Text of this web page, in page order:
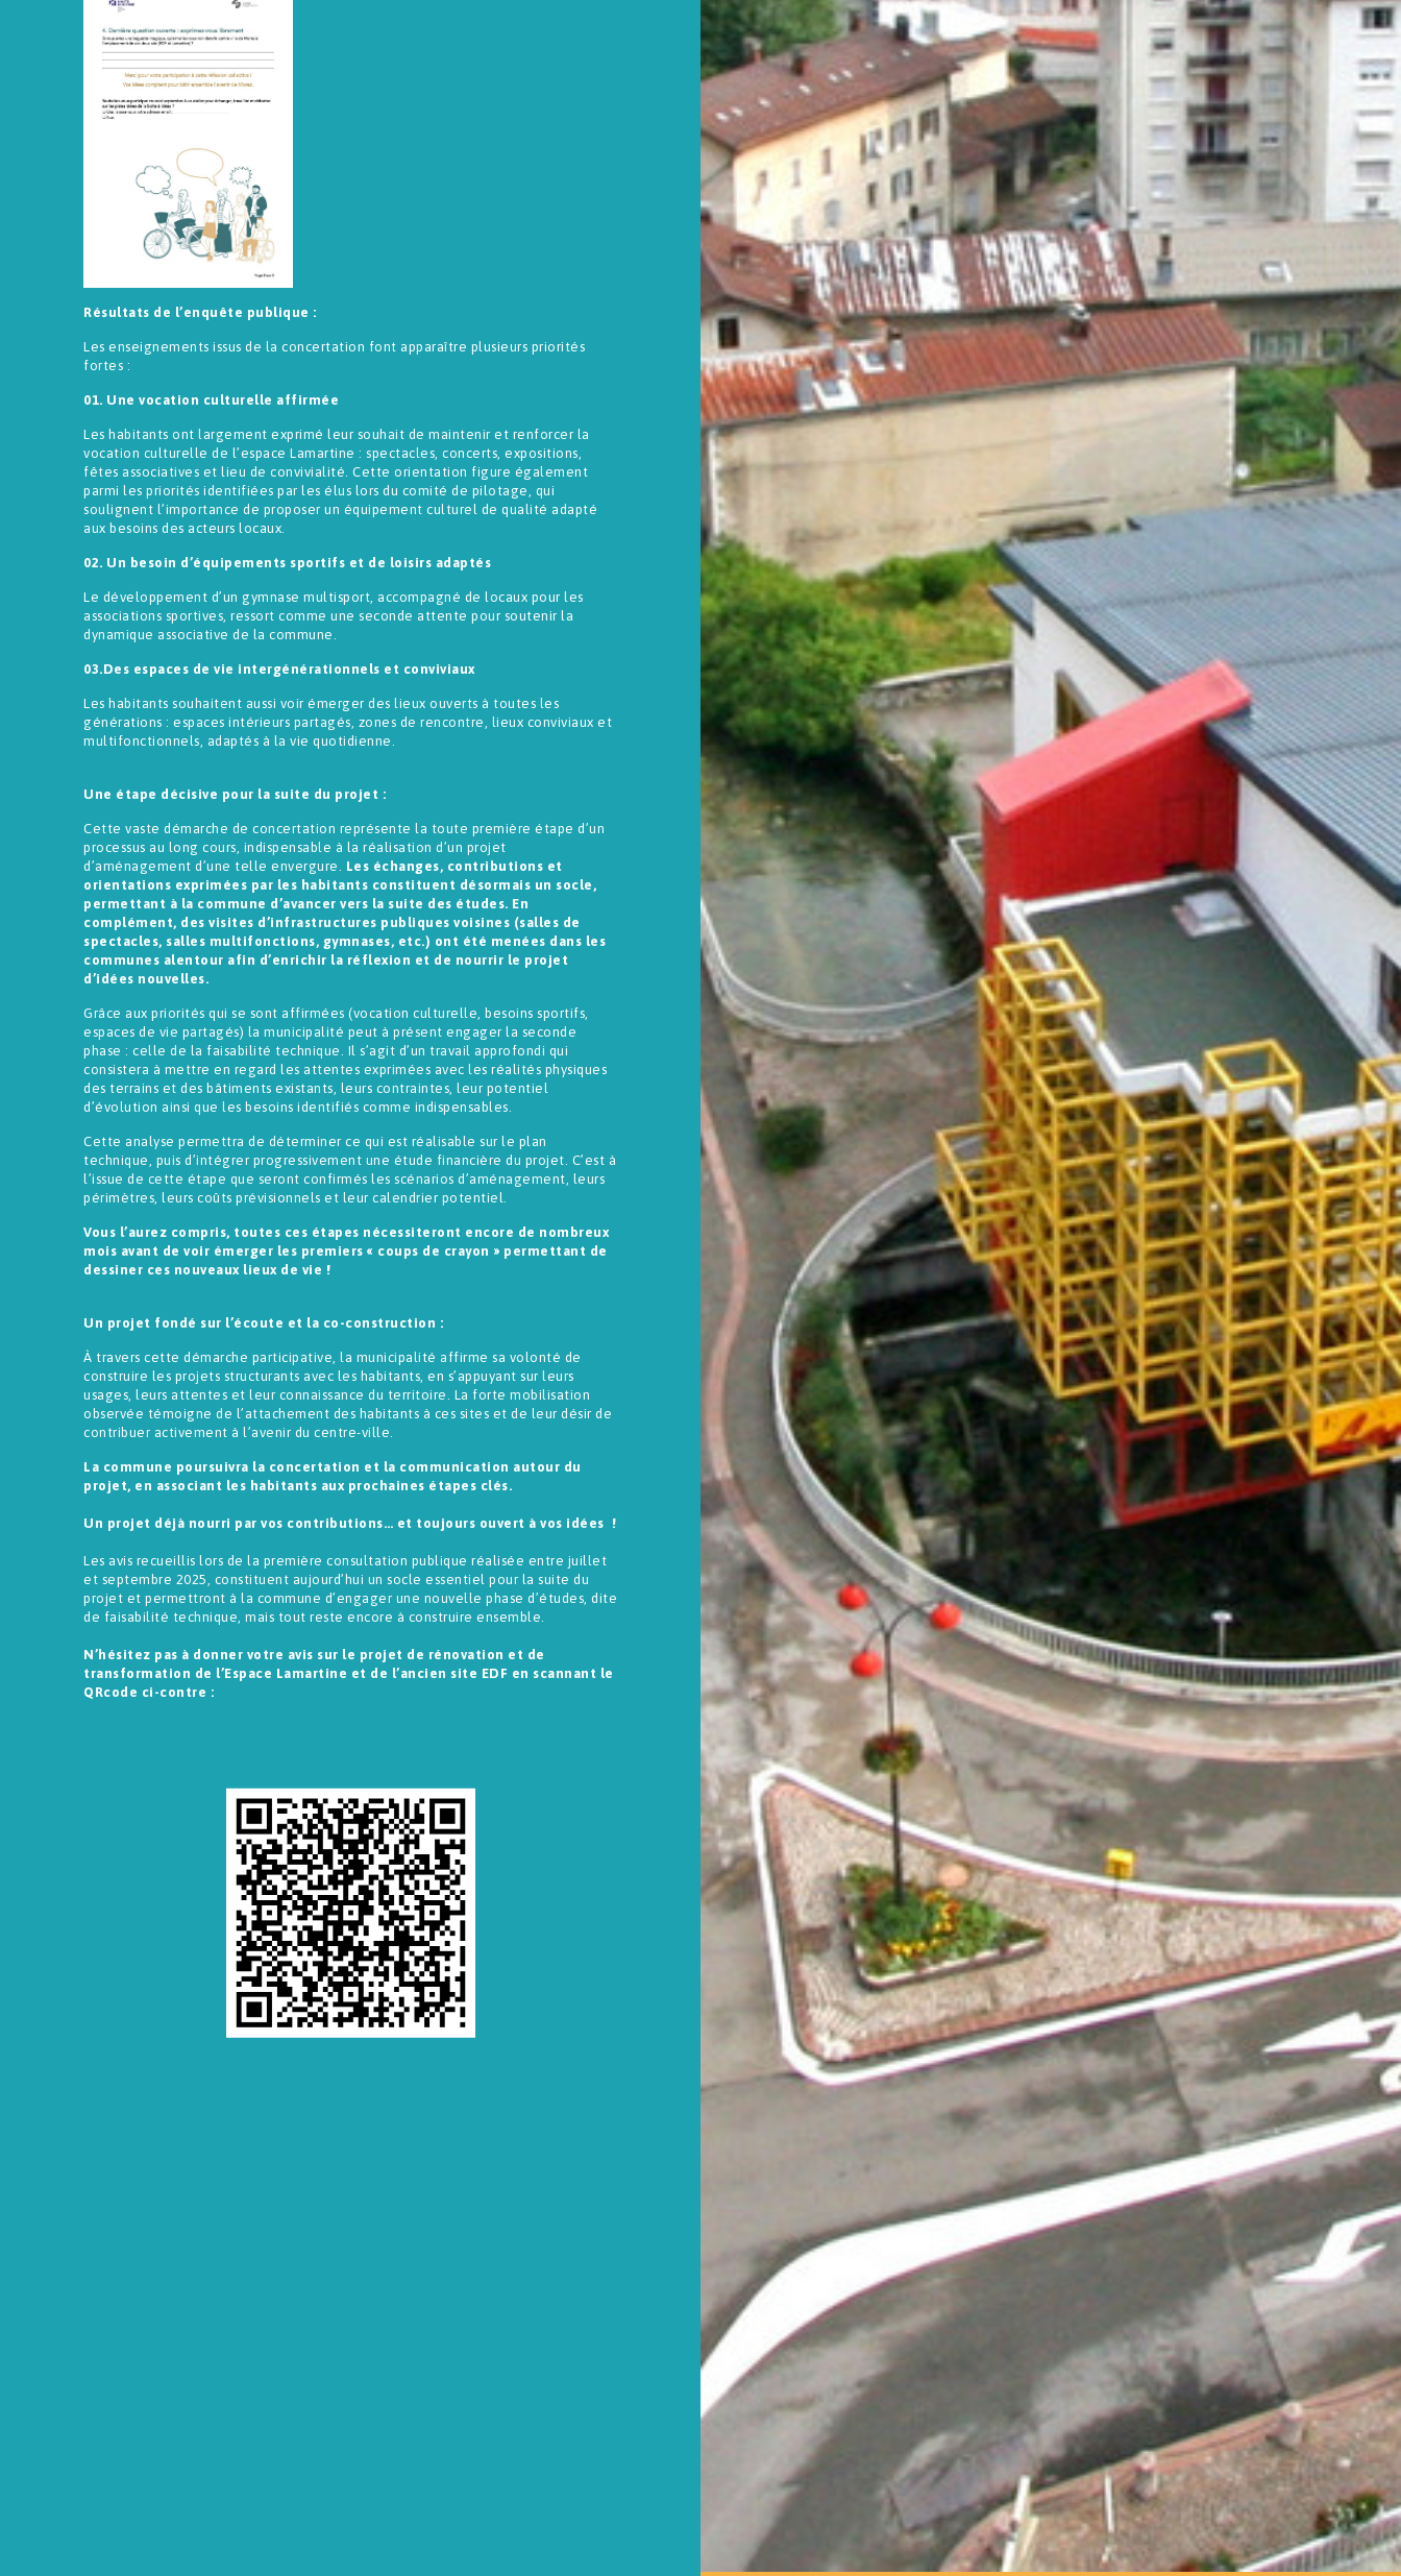
Résultats de l’enquête publique :
Les enseignements issus de la concertation font apparaître plusieurs priorités
fortes :
01. Une vocation culturelle affirmée
Les habitants ont largement exprimé leur souhait de maintenir et renforcer la
vocation culturelle de l’espace Lamartine : spectacles, concerts, expositions,
fêtes associatives et lieu de convivialité. Cette orientation figure également
parmi les priorités identifiées par les élus lors du comité de pilotage, qui
soulignent l’importance de proposer un équipement culturel de qualité adapté
aux besoins des acteurs locaux.
02. Un besoin d’équipements sportifs et de loisirs adaptés
Le développement d’un gymnase multisport, accompagné de locaux pour les
associations sportives, ressort comme une seconde attente pour soutenir la
dynamique associative de la commune.
03.Des espaces de vie intergénérationnels et conviviaux
Les habitants souhaitent aussi voir émerger des lieux ouverts à toutes les
générations : espaces intérieurs partagés, zones de rencontre, lieux conviviaux et
multifonctionnels, adaptés à la vie quotidienne.
Une étape décisive pour la suite du projet :
Cette vaste démarche de concertation représente la toute première étape d’un
processus au long cours, indispensable à la réalisation d’un projet
d’aménagement d’une telle envergure. Les échanges, contributions et
orientations exprimées par les habitants constituent désormais un socle,
permettant à la commune d’avancer vers la suite des études. En
complément, des visites d’infrastructures publiques voisines (salles de
spectacles, salles multifonctions, gymnases, etc.) ont été menées dans les
communes alentour afin d’enrichir la réflexion et de nourrir le projet
d’idées nouvelles.
Grâce aux priorités qui se sont affirmées (vocation culturelle, besoins sportifs,
espaces de vie partagés) la municipalité peut à présent engager la seconde
phase : celle de la faisabilité technique. Il s’agit d’un travail approfondi qui
consistera à mettre en regard les attentes exprimées avec les réalités physiques
des terrains et des bâtiments existants, leurs contraintes, leur potentiel
d’évolution ainsi que les besoins identifiés comme indispensables.
Cette analyse permettra de déterminer ce qui est réalisable sur le plan
technique, puis d’intégrer progressivement une étude financière du projet. C’est à
l’issue de cette étape que seront confirmés les scénarios d’aménagement, leurs
périmètres, leurs coûts prévisionnels et leur calendrier potentiel.
Vous l’aurez compris, toutes ces étapes nécessiteront encore de nombreux
mois avant de voir émerger les premiers « coups de crayon » permettant de
dessiner ces nouveaux lieux de vie !
Un projet fondé sur l’écoute et la co-construction :
À travers cette démarche participative, la municipalité affirme sa volonté de
construire les projets structurants avec les habitants, en s’appuyant sur leurs
usages, leurs attentes et leur connaissance du territoire. La forte mobilisation
observée témoigne de l’attachement des habitants à ces sites et de leur désir de
contribuer activement à l’avenir du centre-ville.
La commune poursuivra la concertation et la communication autour du
projet, en associant les habitants aux prochaines étapes clés.
Un projet déjà nourri par vos contributions… et toujours ouvert à vos idées !
Les avis recueillis lors de la première consultation publique réalisée entre juillet
et septembre 2025, constituent aujourd’hui un socle essentiel pour la suite du
projet et permettront à la commune d’engager une nouvelle phase d’études, dite
de faisabilité technique, mais tout reste encore à construire ensemble.
N’hésitez pas à donner votre avis sur le projet de rénovation et de
transformation de l’Espace Lamartine et de l’ancien site EDF en scannant le
QRcode ci-contre :